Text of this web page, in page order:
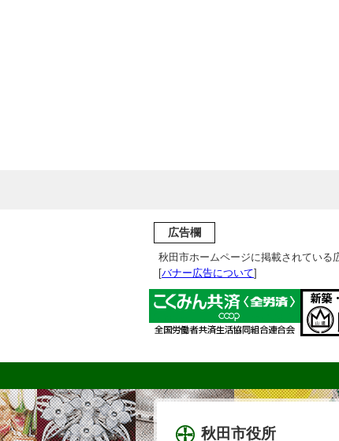
広告欄
秋田市ホームページに掲載されている
[バナー広告について]
秋田市役所